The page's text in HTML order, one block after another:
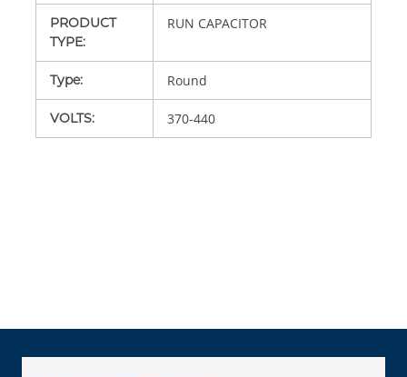
PRODUCT
TYPE:
RUN CAPACITOR
Type: Round
VOLTS: 370-440